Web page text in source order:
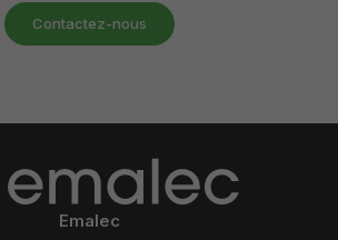
Contactez-nous
Emalec